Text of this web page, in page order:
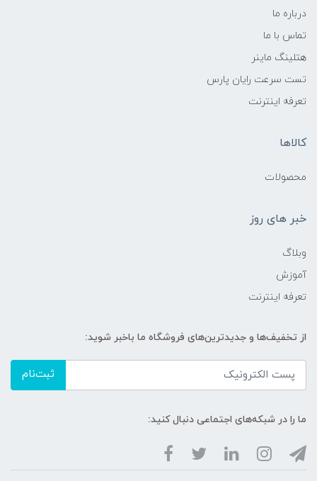
درباره ما
تماس با ما
هتلینگ ماینر
تست سرعت رایان پارس
تعرفه اینترنت
کالاها
محصولات
خبر های روز
وبلاگ
آموزش
تعرفه اینترنت
از تخفیف‌ها و جدیدترین‌های فروشگاه ما باخبر شوید:
ثبت‌نام
ما را در شبکه‌های اجتماعی دنبال کنید: